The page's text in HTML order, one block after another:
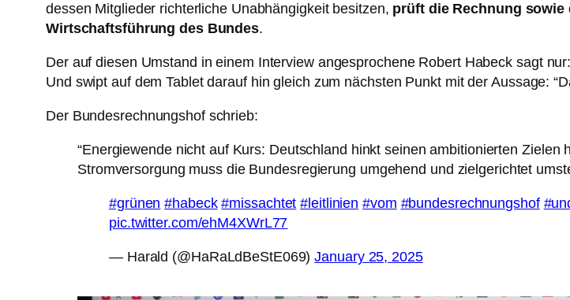
dessen Mitglieder richterliche Unabhängigkeit besitzen, prüft die Rechnung
Wirtschaftsführung des Bundes.
Der auf diesen Umstand in einem Interview angesprochene Robert Habeck sagt
Und swipt auf dem Tablet darauf hin gleich zum nächsten Punkt mit der Aussage:
Der Bundesrechnungshof schrieb:
“Energiewende nicht auf Kurs: Deutschland hinkt seinen ambitionierten
Stromversorgung muss die Bundesregierung umgehend und zielgerichtet
#grünen #habeck #missachtet #leitlinien #vom #bundesrechnungshof
pic.twitter.com/ehM4XWrL77
— Harald (@HaRaLdBeStE069)January 25, 2025